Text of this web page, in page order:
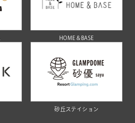
HOME＆BASE
砂丘ステイション